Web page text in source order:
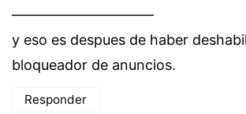
——————————
y eso es despues de haber
bloqueador de anuncios.
Responder